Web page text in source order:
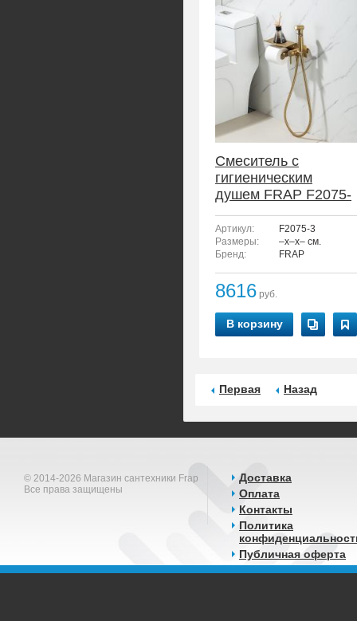
Смеситель с
гигиеническим
душем FRAP F2075-
3
Артикул:
F2075-3
Размеры:
–x–x– см.
Бренд:
FRAP
8616 руб.
В корзину
Первая Назад
© 2014-2026 Магазин сантехники Frap
Все права защищены
Доставка
Оплата
Контакты
Политика
Публичная оферта